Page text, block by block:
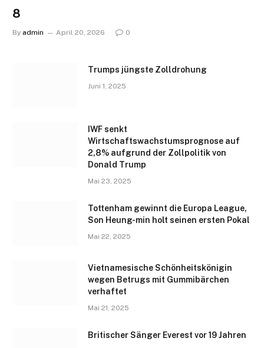
8
By admin April 20, 2026 0
Trumps jüngste Zolldrohung
Juni 1, 2025
IWF senkt
Wirtschaftswachstumsprognose auf
2,8% aufgrund der Zollpolitik von
Donald Trump
Mai 23, 2025
Tottenham gewinnt die Europa League,
Son Heung-min holt seinen ersten Pokal
Mai 22, 2025
Vietnamesische Schönheitskönigin
wegen Betrugs mit Gummibärchen
verhaftet
Mai 21, 2025
Britischer Sänger Everest vor 19 Jahren